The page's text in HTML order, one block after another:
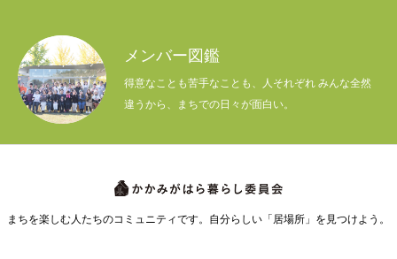
メンバー図鑑
得意なことも苦手なことも、人それぞれ みんな全然
違うから、まちでの日々が面白い。
まちを楽しむ人たちのコミュニティです。自分らしい「居場所」を見つけよう。